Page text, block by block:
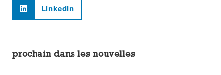
LinkedIn
prochain dans les nouvelles